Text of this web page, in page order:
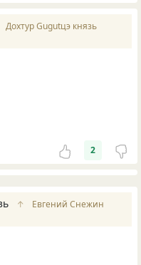
Дохтур Gugutцэ князь
2
↑
Евгений Снежин